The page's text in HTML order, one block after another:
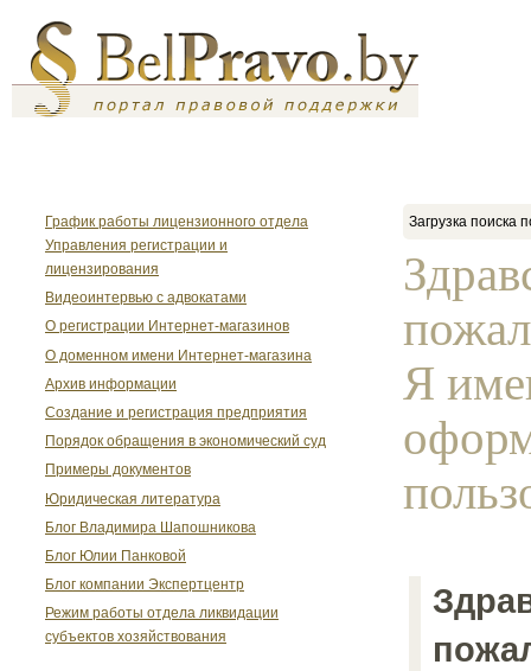
График работы лицензионного отдела
Управления регистрации и
лицензирования
Видеоинтервью с адвокатами
О регистрации Интернет-магазинов
О доменном имени Интернет-магазина
Архив информации
Создание и регистрация предприятия
Порядок обращения в экономический суд
Примеры документов
Юридическая литература
Блог Владимира Шапошникова
Блог Юлии Панковой
Блог компании Экспертцентр
Режим работы отдела ликвидации
субъектов хозяйствования
Загрузка поиска
Я